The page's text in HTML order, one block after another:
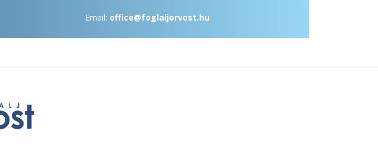
Email: office@foglaljorvost.hu